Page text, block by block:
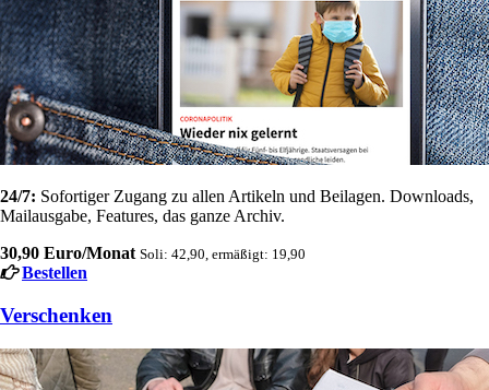
24/7: Sofortiger Zugang zu allen Artikeln und Beilagen. Downloads,
Mailausgabe, Features, das ganze Archiv.
30,90 Euro/Monat Soli: 42,90, ermäßigt: 19,90
Bestellen
Verschenken